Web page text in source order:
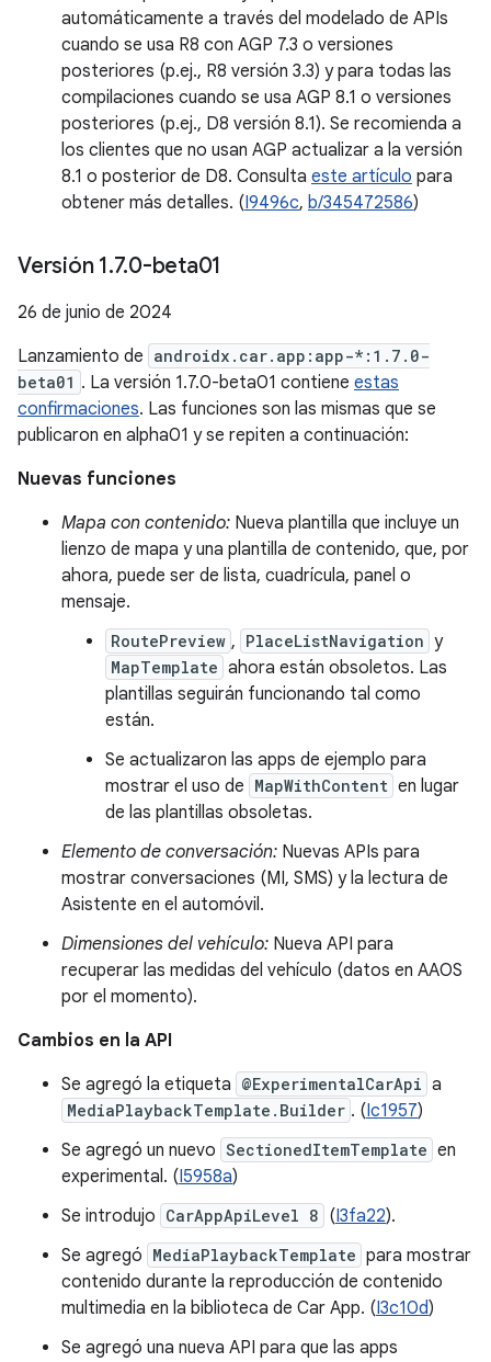
automáticamente a través del modelado de APIs
cuando se usa R8 con AGP 7.3 o versiones
posteriores (p.ej., R8 versión 3.3) y para todas las
compilaciones cuando se usa AGP 8.1 o versiones
posteriores (p.ej., D8 versión 8.1). Se recomienda a
los clientes que no usan AGP actualizar a la versión
8.1 o posterior de D8. Consulta este artículo para
obtener más detalles. (I9496c, b/345472586)
Versión 1.7.0-beta01
26 de junio de 2024
Lanzamiento de androidx.car.app:app-*:1.7.0-
beta01 . La versión 1.7.0-beta01 contiene estas
confirmaciones. Las funciones son las mismas que se
publicaron en alpha01 y se repiten a continuación:
Nuevas funciones
Mapa con contenido: Nueva plantilla que incluye un
lienzo de mapa y una plantilla de contenido, que, por
ahora, puede ser de lista, cuadrícula, panel o
mensaje.
RoutePreview , PlaceListNavigation y
MapTemplate ahora están obsoletos. Las
plantillas seguirán funcionando tal como
están.
Se actualizaron las apps de ejemplo para
mostrar el uso de MapWithContent en lugar
de las plantillas obsoletas.
Elemento de conversación: Nuevas APIs para
mostrar conversaciones (MI, SMS) y la lectura de
Asistente en el automóvil.
Dimensiones del vehículo: Nueva API para
recuperar las medidas del vehículo (datos en AAOS
por el momento).
Cambios en la API
Se agregó la etiqueta @ExperimentalCarApi a
MediaPlaybackTemplate.Builder . (Ic1957)
Se agregó un nuevo SectionedItemTemplate en
experimental. (I5958a)
Se introdujo CarAppApiLevel 8 (I3fa22).
Se agregó MediaPlaybackTemplate para mostrar
contenido durante la reproducción de contenido
multimedia en la biblioteca de Car App. (I3c10d)
Se agregó una nueva API para que las apps